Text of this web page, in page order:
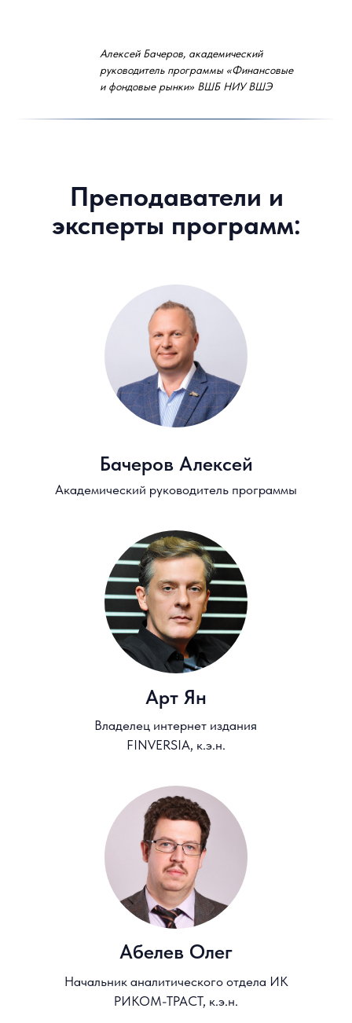
Алексей Бачеров, академический
руководитель программы «Финансовые
и фондовые рынки» ВШБ НИУ ВШЭ
Гадаскин Илья
Управляющий и разработчик
алгоритмических стратегий
Кабаков Ярослав
Директор по стратегии,
ИК «Финам»
Паранич Андрей
Специалистов Финансового
Планирования (НАСФП)
Регистрация
на презентацию
Участие бесплатное, регистрация обязательна